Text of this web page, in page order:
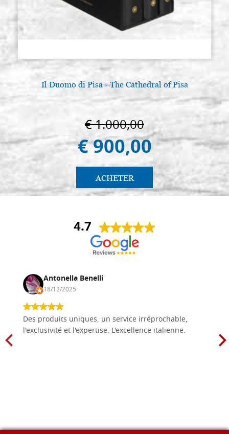
Il Duomo di Pisa - The Cathedral of Pisa
€ 1.000,00
€ 900,00
ACHETER
4.7
Antonella Benelli
18/12/2025
Des produits uniques, un service irréprochable,
l'exclusivité et l'expertise. L'excellence italienne.